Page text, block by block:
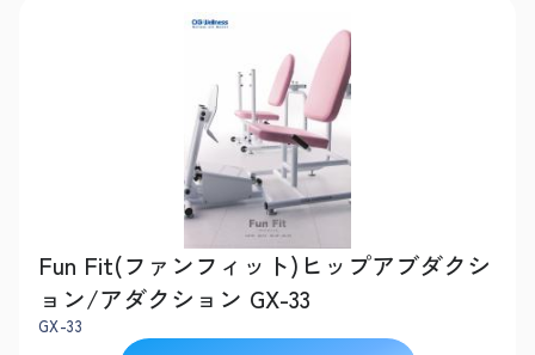
Fun Fit(ファンフィット)ヒップアブダクシ
ョン/アダクション GX-33
GX-33